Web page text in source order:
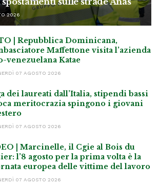
2026
| Repubblica Dominicana,
Maffettone visita l’azienda
venezuelana Katae
07 AGOSTO 2026
dei laureati dall’Italia, stipendi bassi
meritocrazia spingono i giovani
07 AGOSTO 2026
| Marcinelle, il Cgie al Bois du
l’8 agosto per la prima volta è la
europea delle vittime del lavoro
07 AGOSTO 2026